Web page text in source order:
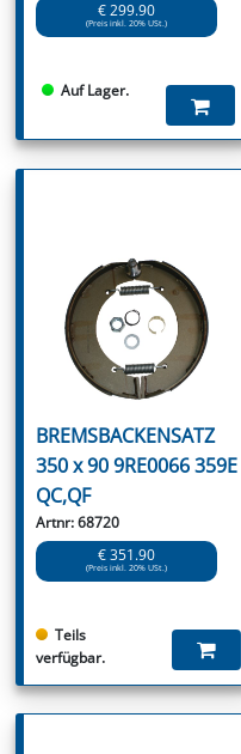
€ 299.90
(Preis inkl. 20% USt.)
Auf Lager.
BREMSBACKENSATZ
350 x 90 9RE0066 359E
QC,QF
Artnr: 68720
€ 351.90
(Preis inkl. 20% USt.)
Teils
verfügbar.